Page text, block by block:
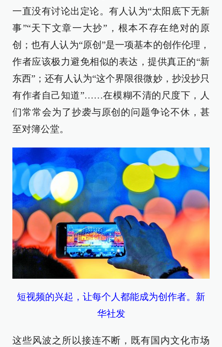
一直没有讨论出定论。有人认为“太阳底下无新
事”“天下文章一大抄”，根本不存在绝对的原
创；也有人认为“原创”是一项基本的创作伦理，
作者应该极力避免相似的表达，提供真正的“新
东西”；还有人认为“这个界限很微妙，抄没抄只
有作者自己知道”……在模糊不清的尺度下，人
们常常会为了抄袭与原创的问题争论不休，甚
至对簿公堂。
短视频的兴起，让每个人都能成为创作者。新
华社发
这些风波之所以接连不断，既有国内文化市场